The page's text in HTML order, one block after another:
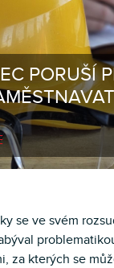
PORUŠÍ
se ve svém
za kterých se